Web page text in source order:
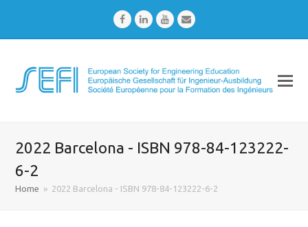
FacebookLinkedInYoutubeEmail
2022 Barcelona - ISBN 978-84-123222-
6-2
Home » 2022 Barcelona - ISBN 978-84-123222-6-2